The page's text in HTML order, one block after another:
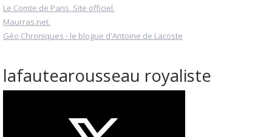
Le Comte de Paris. Site officiel.
Maurras.net.
Géo Chroniques - le blogue d'Antoine de Lacoste
lafautearousseau royaliste